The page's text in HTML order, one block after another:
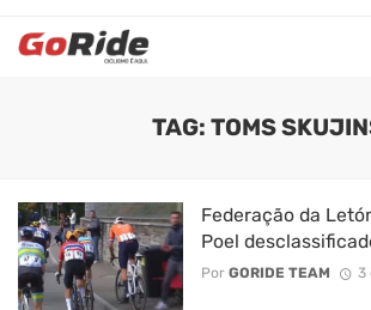
TAG: TOMS
Federação da
Poel
Por GORIDE TEAM 3